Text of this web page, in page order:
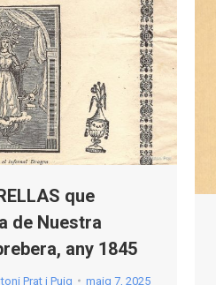
que
de Nuestra
any 1845
Prat i Puig maig 7, 2025